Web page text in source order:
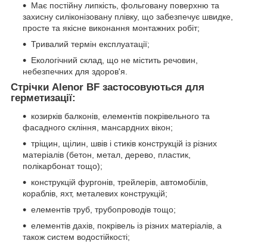
Має постійну липкість, фольговану поверхню та
захисну силіконізовану плівку, що забезпечує швидке,
просте та якісне виконання монтажних робіт;
Тривалий термін експлуатації;
Екологічний склад, що не містить речовин,
небезпечних для здоров'я.
Стрічки Alenor BF застосовуються для
герметизації:
козирків балконів, елементів покрівельного та
фасадного скління, мансардних вікон;
тріщин, щілин, швів і стиків конструкцій із різних
матеріалів (бетон, метал, дерево, пластик,
полікарбонат тощо);
конструкцій фургонів, трейлерів, автомобілів,
кораблів, яхт, металевих конструкцій;
елементів труб, трубопроводів тощо;
елементів дахів, покрівель із різних матеріалів, а
також систем водостійкості;